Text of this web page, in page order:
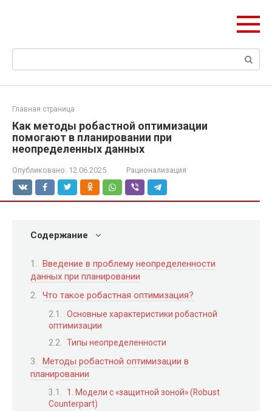
Поиск:
Главная страница
Как методы робастной оптимизации
помогают в планировании при
неопределенных данных
Опубликовано: 12.06.2025 Рационализация
Содержание
Введение в проблему неопределенности
данных при планировании
Что такое робастная оптимизация?
Основные характеристики робастной
оптимизации
Типы неопределенности
Методы робастной оптимизации в
планировании
1. Модели с «защитной зоной» (Robust
Counterpart)